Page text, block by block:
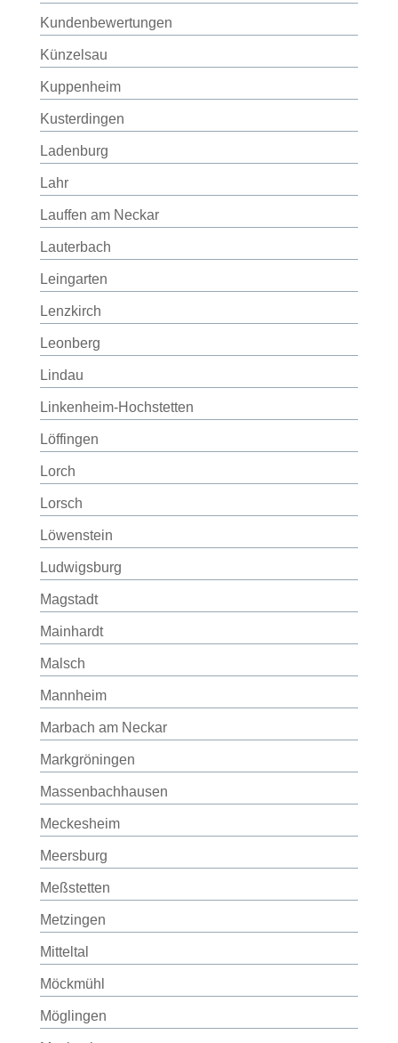
Kundenbewertungen
Künzelsau
Kuppenheim
Kusterdingen
Ladenburg
Lahr
Lauffen am Neckar
Lauterbach
Leingarten
Lenzkirch
Leonberg
Lindau
Linkenheim-Hochstetten
Löffingen
Lorch
Lorsch
Löwenstein
Ludwigsburg
Magstadt
Mainhardt
Malsch
Mannheim
Marbach am Neckar
Markgröningen
Massenbachhausen
Meckesheim
Meersburg
Meßstetten
Metzingen
Mitteltal
Möckmühl
Möglingen